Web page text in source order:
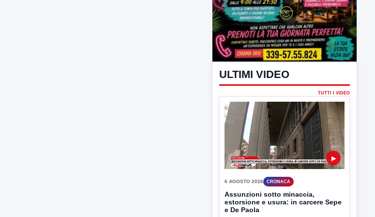
ULTIMI VIDEO
TUTTI I VIDEO
▶
6 AGOSTO 2026 CRONACA
Assunzioni sotto minaccia,
estorsione e usura: in carcere Sepe
e De Paola